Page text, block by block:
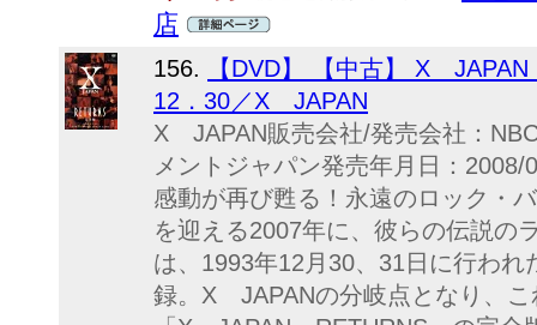
店
156.
【DVD】 【中古】 X
12．30／X JAPAN
X JAPAN販売会社/発売会社：
メントジャパン発売年月日：
感動が再び甦る！永遠のロック・
を迎える2007年に、彼らの伝説の
は、1993年12月30、31日に行わ
録。X JAPANの分岐点となり、こ